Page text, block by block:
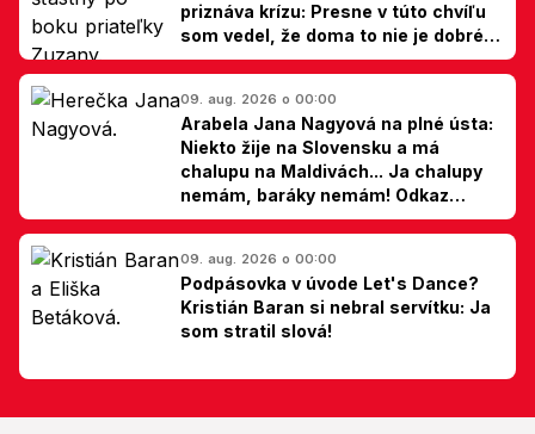
priznáva krízu: Presne v túto chvíľu
som vedel, že doma to nie je dobré,
hovorí Milan Ondrík
09. aug. 2026 o 00:00
Arabela Jana Nagyová na plné ústa:
Niekto žije na Slovensku a má
chalupu na Maldivách... Ja chalupy
nemám, baráky nemám! Odkaz
Slovákom
09. aug. 2026 o 00:00
Podpásovka v úvode Let's Dance?
Kristián Baran si nebral servítku: Ja
som stratil slová!